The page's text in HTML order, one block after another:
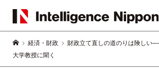
経済・財政
財政立て直しの道のりは険し
大学教授に聞く